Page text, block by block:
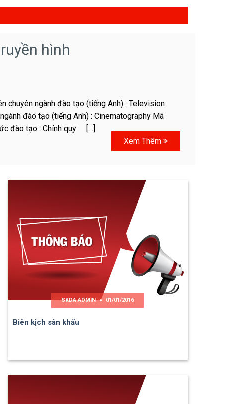
hình
chuyên ngành đào tạo (tiếng Anh) : Television
đào tạo (tiếng Anh) : Cinematography Mã
đào tạo : Chính quy […]
Xem Thêm
SKDA ADMIN 01/01/2016
Biên kịch sân khấu